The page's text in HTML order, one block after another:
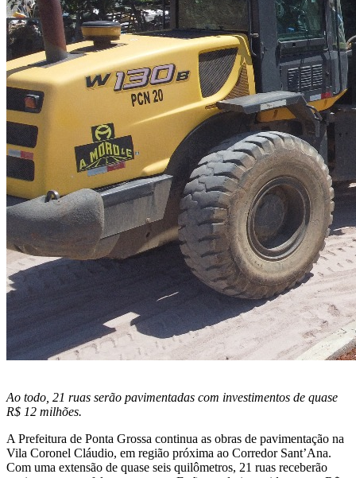
Ao todo, 21 ruas serão pavimentadas com investimentos de quase
R$ 12 milhões.
A Prefeitura de Ponta Grossa continua as obras de pavimentação na
Vila Coronel Cláudio, em região próxima ao Corredor Sant’Ana.
Com uma extensão de quase seis quilômetros, 21 ruas receberão